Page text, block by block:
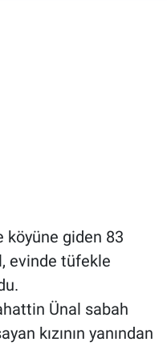
köyüne giden 83
evinde tüfekle
Ünal sabah
kızının yanından